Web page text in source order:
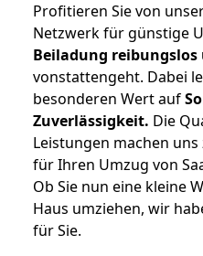
Profitieren Sie von
Netzwerk für günstige
Beiladung reibungslos
vonstattengeht. Dabei
besonderen Wert auf
Zuverlässigkeit. Die
Leistungen machen
für Ihren Umzug von
Ob Sie nun eine kleine
Haus umziehen, wir
für Sie.